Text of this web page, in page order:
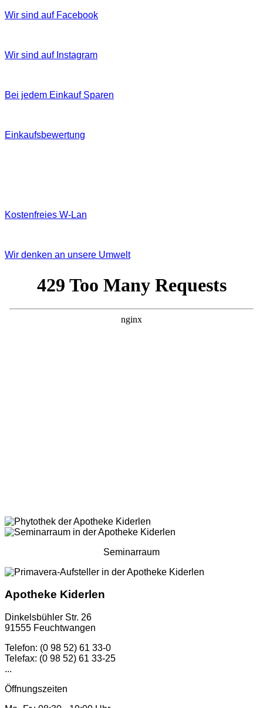
Wir sind auf Facebook
Wir sind auf Instagram
Bei jedem Einkauf Sparen
Einkaufsbewertung
Kostenfreies W‐Lan
Wir denken an unsere Umwelt
Seminarraum
Apotheke Kiderlen
Dinkelsbühler Str. 26
91555 Feuchtwangen
Telefon: (0 98 52) 61 33-0
Telefax: (0 98 52) 61 33-25
...
Öffnungszeiten